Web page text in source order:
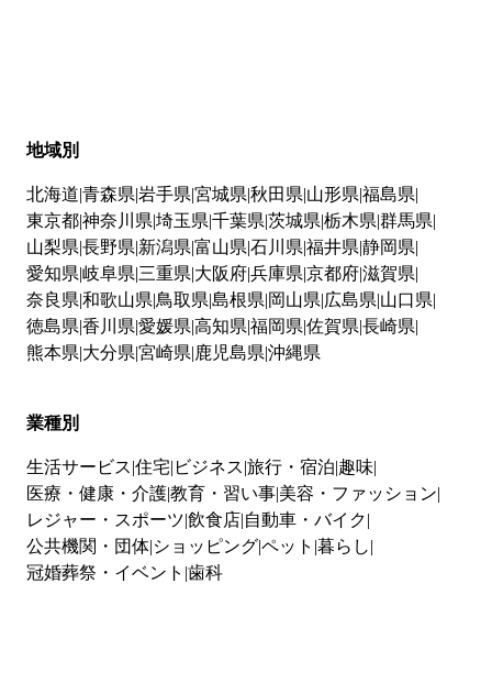
地域別
北海道 青森県 岩手県 宮城県 秋田県 山形県 福島県
東京都神奈川県 埼玉県 千葉県 茨城県 栃木県 群馬県
山梨県 長野県 新潟県 富山県 石川県 福井県 静岡県
愛知県 岐阜県 三重県 大阪府兵庫県 京都府滋賀県
奈良県 和歌山県 鳥取県 島根県 岡山県 広島県 山口県
徳島県 香川県 愛媛県 高知県 福岡県 佐賀県 長崎県
熊本県 大分県 宮崎県 鹿児島県 沖縄県
業種別
生活サービス 住宅 ビジネス 旅行・宿泊 趣味
医療・健康・介護教育・習い事 美容・ファッション
レジャー・スポーツ 飲食店 自動車・バイク
公共機関・団体 ショッピングペット 暮らし
冠婚葬祭・イベント 歯科